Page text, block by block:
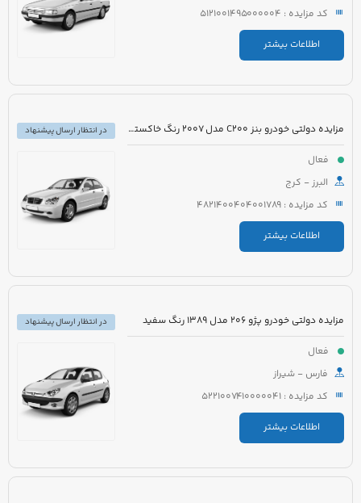
کد مزایده : 5121001495000004
اطلاعات بیشتر
مزایده دولتی خودرو بنز C200 مدل 2007 رنگ خاکستری
فعال
البرز - کرج
کد مزایده : 4821400404001789
اطلاعات بیشتر
در انتظار ارسال پیشنهاد
مزایده دولتی خودرو پژو 206 مدل 1389 رنگ سفید
فعال
فارس - شیراز
کد مزایده : 5221007410000041
اطلاعات بیشتر
در انتظار ارسال پیشنهاد